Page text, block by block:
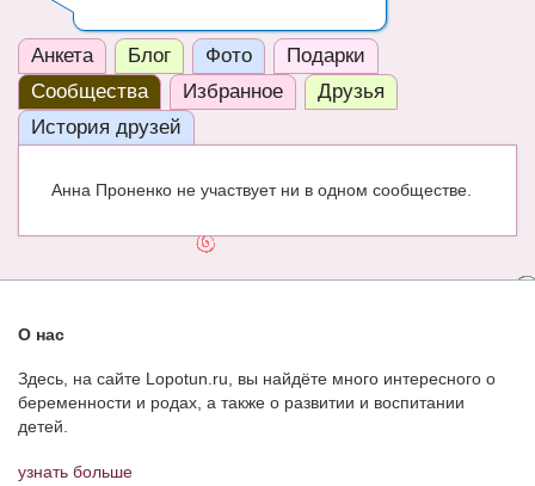
ВОПРОС-ОТВЕТ
ЧАТ
КНИГИ
МОДА И КРАСОТА
КОНКУРСЫ
СООБЩЕСТВА
БЛОГИ
Анкета Блог Фото
Подарки
Сообщества
Избранное
Друзья
История друзей
Анна Проненко не участвует ни в одном сообществе.
О нас
Здесь, на сайте Lopotun.ru, вы найдёте много интересного о
беременности и родах, а также о развитии и воспитании
детей.
узнать больше